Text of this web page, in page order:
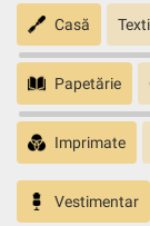
Casă
Papetărie
Imprimate
Vestimentar